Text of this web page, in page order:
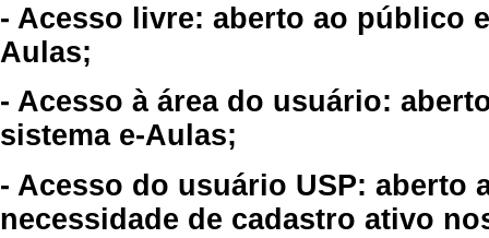
- Acesso livre: aberto ao público
Aulas;
- Acesso à área do usuário:
sistema e-Aulas;
- Acesso do usuário USP: aberto
necessidade de cadastro ativo